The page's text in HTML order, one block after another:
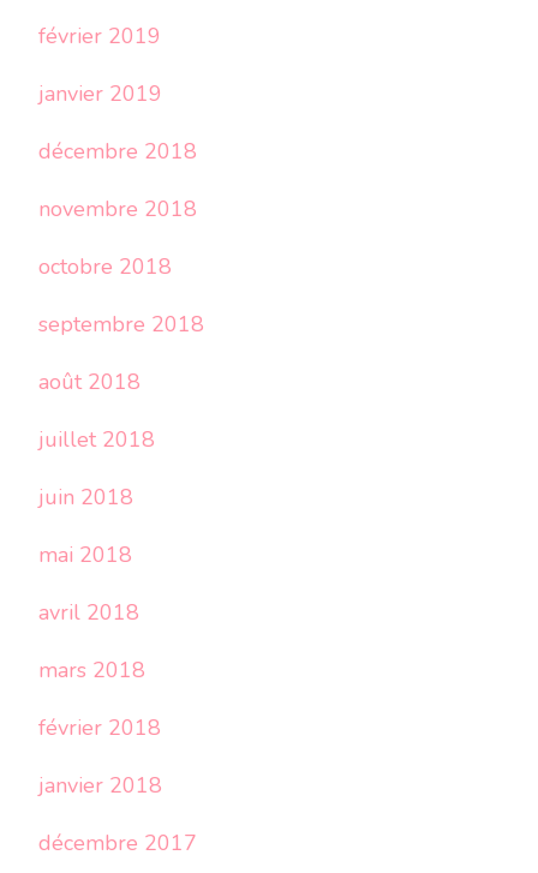
février 2019
janvier 2019
décembre 2018
novembre 2018
octobre 2018
septembre 2018
août 2018
juillet 2018
juin 2018
mai 2018
avril 2018
mars 2018
février 2018
janvier 2018
décembre 2017